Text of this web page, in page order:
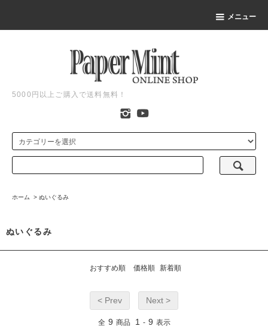
メニュー
5000円以上ご購入で送料無料！
ホーム > ぬいぐるみ
ぬいぐるみ
おすすめ順 価格順 新着順
< Prev Next >
全 9 商品 1 - 9 表示